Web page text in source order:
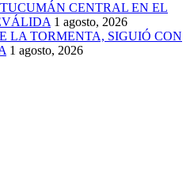
CENTRAL EN EL
1 agosto, 2026
LA TORMENTA, SIGUIÓ CON
1 agosto, 2026